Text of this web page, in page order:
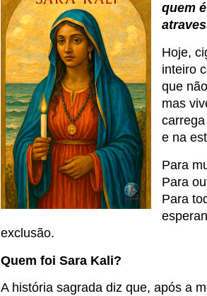
quem
Hoje,
inteiro
que
mas
e na
Para
Para
Para
exclusão.
Quem foi Sara Kali?
A história sagrada diz que, após a